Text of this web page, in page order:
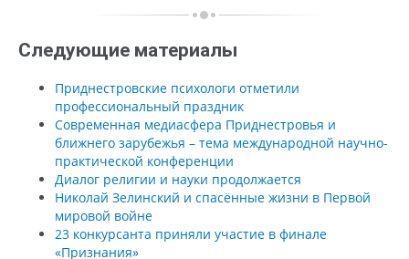
Следующие материалы
Приднестровские психологи отметили
профессиональный праздник
Современная медиасфера Приднестровья и
ближнего зарубежья – тема международной научно-
практической конференции
Диалог религии и науки продолжается
Николай Зелинский и спасённые жизни в Первой
мировой войне
23 конкурсанта приняли участие в финале
«Признания»